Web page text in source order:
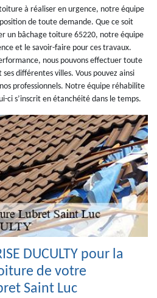
à réaliser en urgence, notre équipe
de toute demande. Que ce soit
un bâchage toiture 65220, notre équipe
et le savoir-faire pour ces travaux.
nous pouvons effectuer toute
différentes villes. Vous pouvez ainsi
professionnels. Notre équipe réhabilite
ci s’inscrit en étanchéité dans le temps.
DUCULTY pour la
de votre
Saint Luc